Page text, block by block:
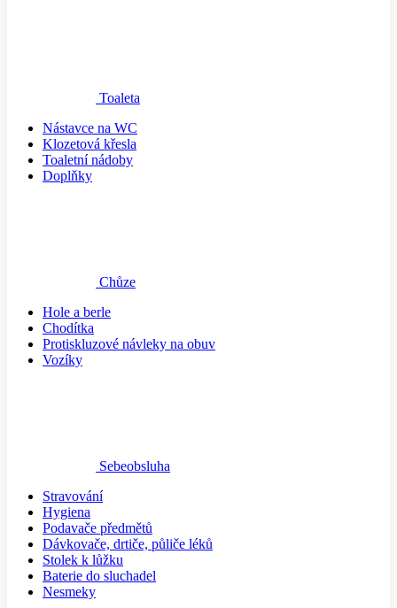
Toaleta
Nástavce na WC
Klozetová křesla
Toaletní nádoby
Doplňky
Chůze
Hole a berle
Chodítka
Protiskluzové návleky na obuv
Vozíky
Sebeobsluha
Stravování
Hygiena
Podavače předmětů
Dávkovače, drtiče, půliče léků
Stolek k lůžku
Baterie do sluchadel
Nesmeky